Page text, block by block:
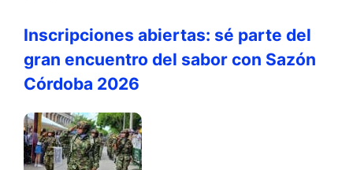
Inscripciones abiertas: sé parte del
gran encuentro del sabor con Sazón
Córdoba 2026